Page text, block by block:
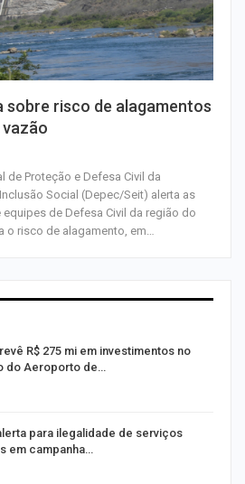
sobre risco de alagamentos
de Proteção e Defesa Civil da
Social (Depec/Seit) alerta as
de Defesa Civil da região do
o risco de alagamento, em…
R$ 275 mi em investimentos no
do Aeroporto de…
para ilegalidade de serviços
em campanha…